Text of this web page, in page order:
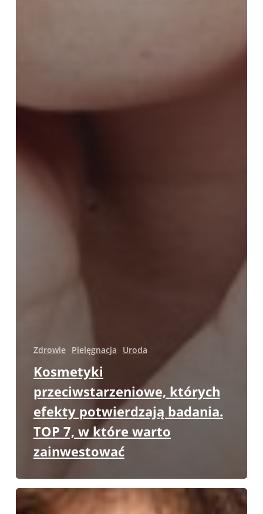
Zdrowie Pielęgnacja Uroda
Kosmetyki
przeciwstarzeniowe, których
efekty potwierdzają badania.
TOP 7, w które warto
zainwestować
Skuteczna
regeneracja